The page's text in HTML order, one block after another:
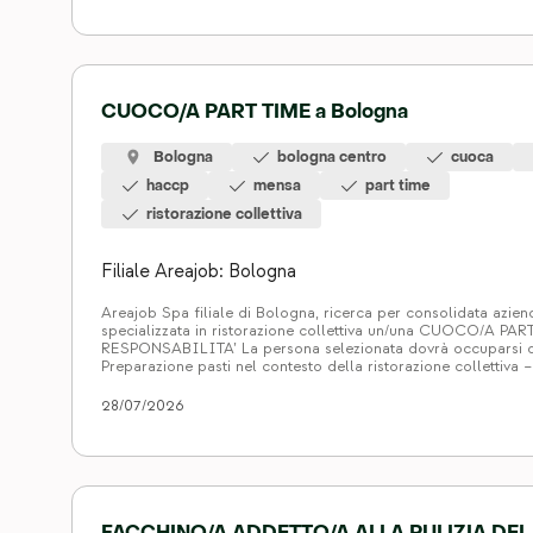
CUOCO/A PART TIME a Bologna
Bologna bologna centro cuoca
haccp
mensa
part time
ristorazione collettiva
Filiale Areajob: Bologna
Areajob Spa filiale di Bologna, ricerca per consolidata
specializzata in ristorazione collettiva un/una CUOCO/A
RESPONSABILITA’ La persona selezionata dovrà occuparsi
Preparazione pasti nel contesto della ristorazione collettiva –
REQUISITI Si richiede: – Esperienza in ruolo analogo,
28/07/2026